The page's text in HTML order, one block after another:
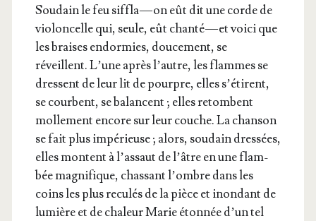
Sou­dain le feu sif­fla — on eût dit une corde de
vio­lon­celle qui, seule, eût chan­té — et voi­ci que
les braises endor­mies, dou­ce­ment, se
réveillent. L’une après l’autre, les flammes se
dressent de leur lit de pourpre, elles s’é­tirent,
se courbent, se balancent ; elles retombent
mol­le­ment encore sur leur couche. La chan­son
se fait plus impé­rieuse ; alors, sou­dain dres­sées,
elles montent à l’as­saut de l’âtre en une flam­
bée magni­fique, chas­sant l’ombre dans les
coins les plus recu­lés de la pièce et inon­dant de
lumière et de cha­leur Marie éton­née d’un tel